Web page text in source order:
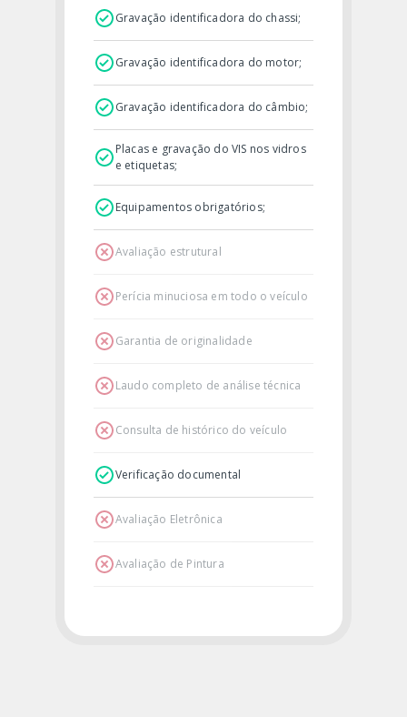
Gravação identificadora do chassi;
Gravação identificadora do motor;
Gravação identificadora do câmbio;
Placas e gravação do VIS nos vidros
e etiquetas;
Equipamentos obrigatórios;
Avaliação estrutural
Perícia minuciosa em todo o veículo
Garantia de originalidade
Laudo completo de análise técnica
Consulta de histórico do veículo
Verificação documental
Avaliação Eletrônica
Avaliação de Pintura